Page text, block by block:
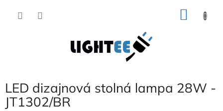
LED dizajnová stolná lampa 28W -
JT1302/BR